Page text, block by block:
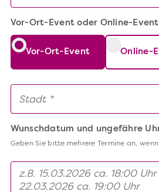
Vor-Ort-Event oder Online-
Vor-Ort-Event Online-
Wunschdatum und ungefähre
Geben Sie bitte mehrere Termine an,